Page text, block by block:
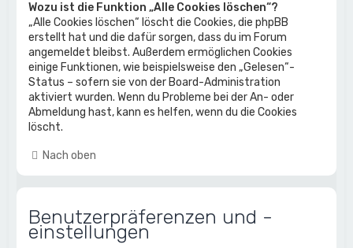
Wozu ist die Funktion „Alle Cookies löschen“?
„Alle Cookies löschen“ löscht die Cookies, die phpBB
erstellt hat und die dafür sorgen, dass du im Forum
angemeldet bleibst. Außerdem ermöglichen Cookies
einige Funktionen, wie beispielsweise den „Gelesen“-
Status – sofern sie von der Board-Administration
aktiviert wurden. Wenn du Probleme bei der An- oder
Abmeldung hast, kann es helfen, wenn du die Cookies
löscht.
Nach oben
Benutzerpräferenzen und -
einstellungen